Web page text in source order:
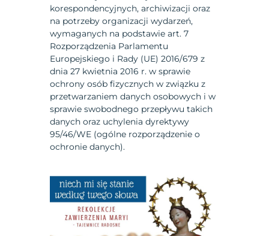
korespondencyjnych, archiwizacji oraz
na potrzeby organizacji wydarzeń,
wymaganych na podstawie art. 7
Rozporządzenia Parlamentu
Europejskiego i Rady (UE) 2016/679 z
dnia 27 kwietnia 2016 r. w sprawie
ochrony osób fizycznych w związku z
przetwarzaniem danych osobowych i w
sprawie swobodnego przepływu takich
danych oraz uchylenia dyrektywy
95/46/WE (ogólne rozporządzenie o
ochronie danych).